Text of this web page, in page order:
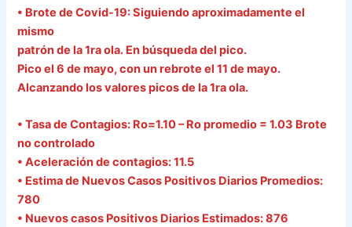
• Brote de Covid-19: Siguiendo aproximadamente el
mismo
patrón de la 1ra ola. En búsqueda del pico.
Pico el 6 de mayo, con un rebrote el 11 de mayo.
Alcanzando los valores picos de la 1ra ola.
• Tasa de Contagios: Ro=1.10 – Ro promedio = 1.03 Brote
no controlado
• Aceleración de contagios: 11.5
• Estima de Nuevos Casos Positivos Diarios Promedios:
780
• Nuevos casos Positivos Diarios Estimados: 876